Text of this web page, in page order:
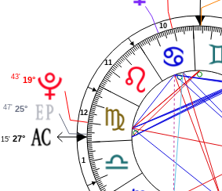
1
10
11
12
19°
43'
25°
47'
27°
15'